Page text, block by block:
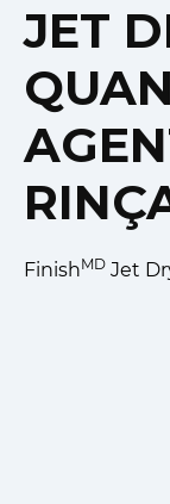
pour
ce
produit
Lien
vers
la
même
page.
JET
FinishMD Jet